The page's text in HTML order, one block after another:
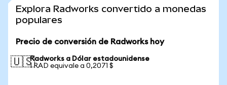
Explora Radworks convertido a monedas
populares
Precio de conversión de Radworks hoy
🇺🇸Radworks a Dólar estadounidense
1 RAD equivale a 0,2071 $